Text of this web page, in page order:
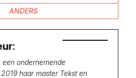
ANDERS
een ondernemende
haar master Tekst en